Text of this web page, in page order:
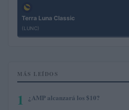
Terra Luna Classic
(LUNC)
MÁS LEÍDOS
1 ¿AMP alcanzará los $10?